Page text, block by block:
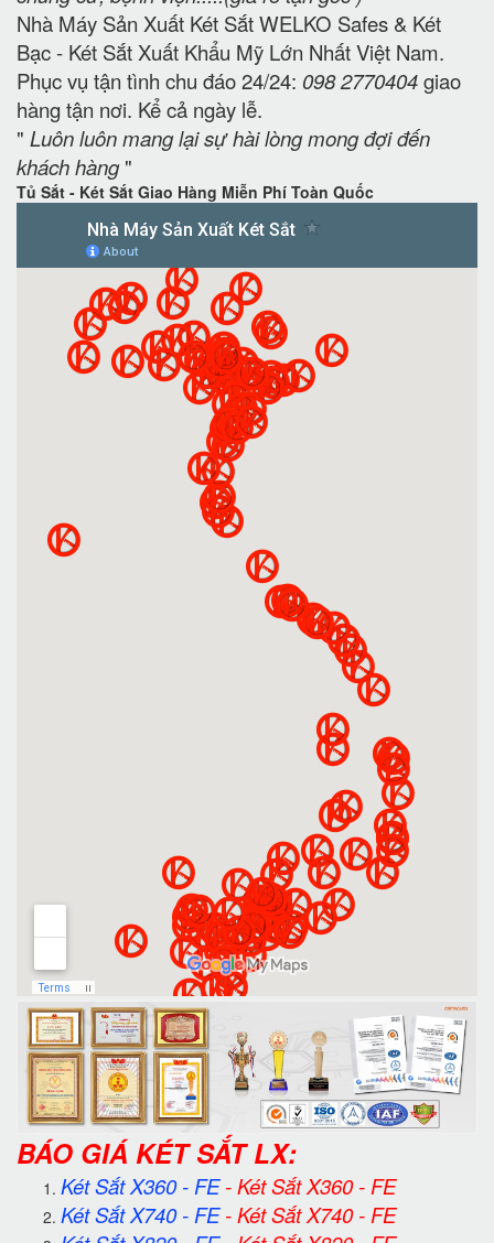
Nhà Máy Sản Xuất Két Sắt WELKO Safes & Két
Bạc - Két Sắt Xuất Khẩu Mỹ Lớn Nhất Việt Nam.
Phục vụ tận tình chu đáo 24/24: 098 2770404giao
hàng tận nơi. Kể cả ngày lễ.
" Luôn luôn mang lại sự hài lòng mong đợi đến
khách hàng"
Tủ Sắt - Két Sắt Giao Hàng Miễn Phí Toàn Quốc
BÁO GIÁ KÉT SẮTLX:
Két Sắt X360 - FE-Két Sắt X360 - FE
Két Sắt X740 - FE-Két Sắt X740 - FE